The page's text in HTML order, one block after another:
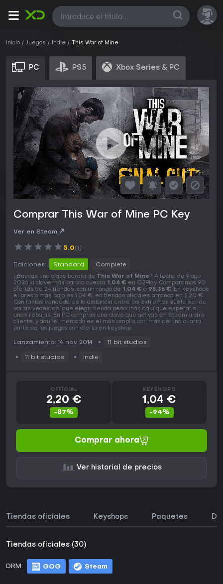
Todas
Inicio Juegos Indie This War of Mine
PC PS5 Xbox Series & PC
Comprar This War of Mine PC Key
Ver en Steam
★★★★★ 5.0(1)
Ediciones: Standard Complete
¿Buscas una clave barata de This War of Mine? A fecha de 9 ago
2026 la clave más barata cuesta 1,04 € en G2Play. Comparamos 90
ofertas de 24 tiendas, con un rango de 1,04 € a 95,35 €. En keyshops
el precio más bajo es 1,04 €, en tiendas oficiales arranca en 2,20 €.
Con tantos vendedores la distancia entre los extremos suele ser de
varias veces, así que elegir tienda pesa más aquí que esperar a
unas rebajas. En PC compras una clave que activas en Steam u otro
cliente, y aquí el mercado es el más amplio, con más de una cuarta
parte de los juegos con oferta en keyshop.
Lanzamiento: 14 nov 2014 11 bit studios
11 bit studios Indie
OFFICIAL
2,20 €
-87%
KEYSHOPS
1,04 €
-94%
Comprar ahora
Ver historial de precios
Tiendas oficiales Keyshops Paquetes
Tiendas oficiales (30)
DRM: GOG Steam